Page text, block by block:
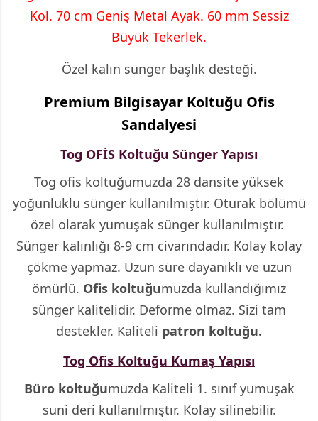
Kol. 70 cm Geniş Metal Ayak. 60 mm Sessiz
Büyük Tekerlek.
Özel kalın sünger başlık desteği.
Premium Bilgisayar Koltuğu Ofis
Sandalyesi
Tog OFİS Koltuğu Sünger Yapısı
Tog ofis koltuğumuzda 28 dansite yüksek
yoğunluklu sünger kullanılmıştır. Oturak bölümü
özel olarak yumuşak sünger kullanılmıştır.
Sünger kalınlığı 8-9 cm civarındadır. Kolay kolay
çökme yapmaz. Uzun süre dayanıklı ve uzun
ömürlü. Ofis koltuğumuzda kullandığımız
sünger kalitelidir. Deforme olmaz. Sizi tam
destekler. Kaliteli patron koltuğu.
Tog Ofis Koltuğu Kumaş Yapısı
Büro koltuğumuzda Kaliteli 1. sınıf yumuşak
suni deri kullanılmıştır. Kolay silinebilir.